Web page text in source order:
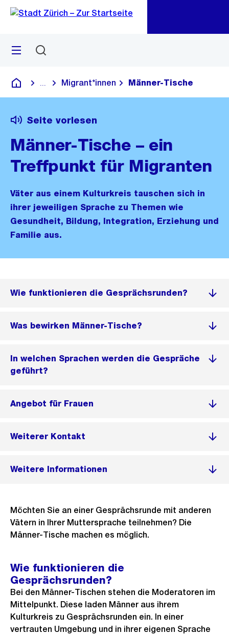
Navigation
Sprunglink
Menü
Deutsch
Blende alle Breadcrumbs ein
Migrant*innen Männer-Tische
Seite vorlesen
Männer-Tische – ein
Treffpunkt für Migranten
Väter aus einem Kulturkreis tauschen sich in
ihrer jeweiligen Sprache zu Themen wie
Gesundheit, Bildung, Integration, Erziehung und
Familie aus.
Wie funktionieren die Gesprächsrunden?
Was bewirken Männer-Tische?
In welchen Sprachen werden die Gespräche
geführt?
Angebot für Frauen
Weiterer Kontakt
Weitere Informationen
Möchten Sie an einer Gesprächsrunde mit anderen
Vätern in Ihrer Muttersprache teilnehmen? Die
Männer-Tische machen es möglich.
Wie funktionieren die
Gesprächsrunden?
Bei den Männer-Tischen stehen die Moderatoren im
Mittelpunkt. Diese laden Männer aus ihrem
Kulturkreis zu Gesprächsrunden ein. In einer
vertrauten Umgebung und in ihrer eigenen Sprache